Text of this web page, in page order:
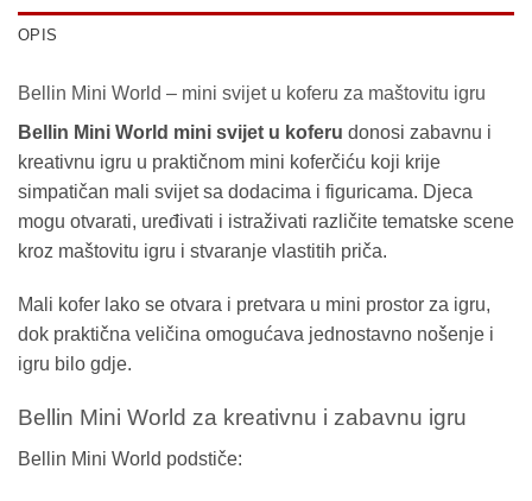
OPIS
Bellin Mini World – mini svijet u koferu za maštovitu igru
Bellin Mini World mini svijet u koferu donosi zabavnu i
kreativnu igru u praktičnom mini koferčiću koji krije
simpatičan mali svijet sa dodacima i figuricama. Djeca
mogu otvarati, uređivati i istraživati različite tematske scene
kroz maštovitu igru i stvaranje vlastitih priča.
Mali kofer lako se otvara i pretvara u mini prostor za igru,
dok praktična veličina omogućava jednostavno nošenje i
igru bilo gdje.
Bellin Mini World za kreativnu i zabavnu igru
Bellin Mini World podstiče: